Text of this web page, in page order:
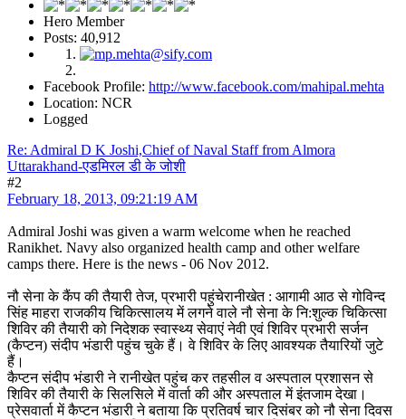
Hero Member
Posts: 40,912
Facebook Profile: http://www.facebook.com/mahipal.mehta
Location: NCR
Logged
Re: Admiral D K Joshi,Chief of Naval Staff from Almora
Uttarakhand-एडमिरल डी के जोशी
#2
February 18, 2013, 09:21:19 AM
Admiral Joshi was given a warm welcome when he reached
Ranikhet. Navy also organized health camp and other welfare
camps there. Here is the news - 06 Nov 2012.
नौ सेना के कैंप की तैयारी तेज, प्रभारी पहुंचेरानीखेत : आगामी आठ से गोविन्द
सिंह माहरा राजकीय चिकित्सालय में लगने वाले नौ सेना के नि:शुल्क चिकित्सा
शिविर की तैयारी को निदेशक स्वास्थ्य सेवाएं नेवी एवं शिविर प्रभारी सर्जन
(कैप्टन) संदीप भंडारी पहुंच चुके हैं। वे शिविर के लिए आवश्यक तैयारियों जुटे
हैं।
कैप्टन संदीप भंडारी ने रानीखेत पहुंच कर तहसील व अस्पताल प्रशासन से
शिविर की तैयारी के सिलसिले में वार्ता की और अस्पताल में इंतजाम देखा।
प्रेसवार्ता में कैप्टन भंडारी ने बताया कि प्रतिवर्ष चार दिसंबर को नौ सेना दिवस